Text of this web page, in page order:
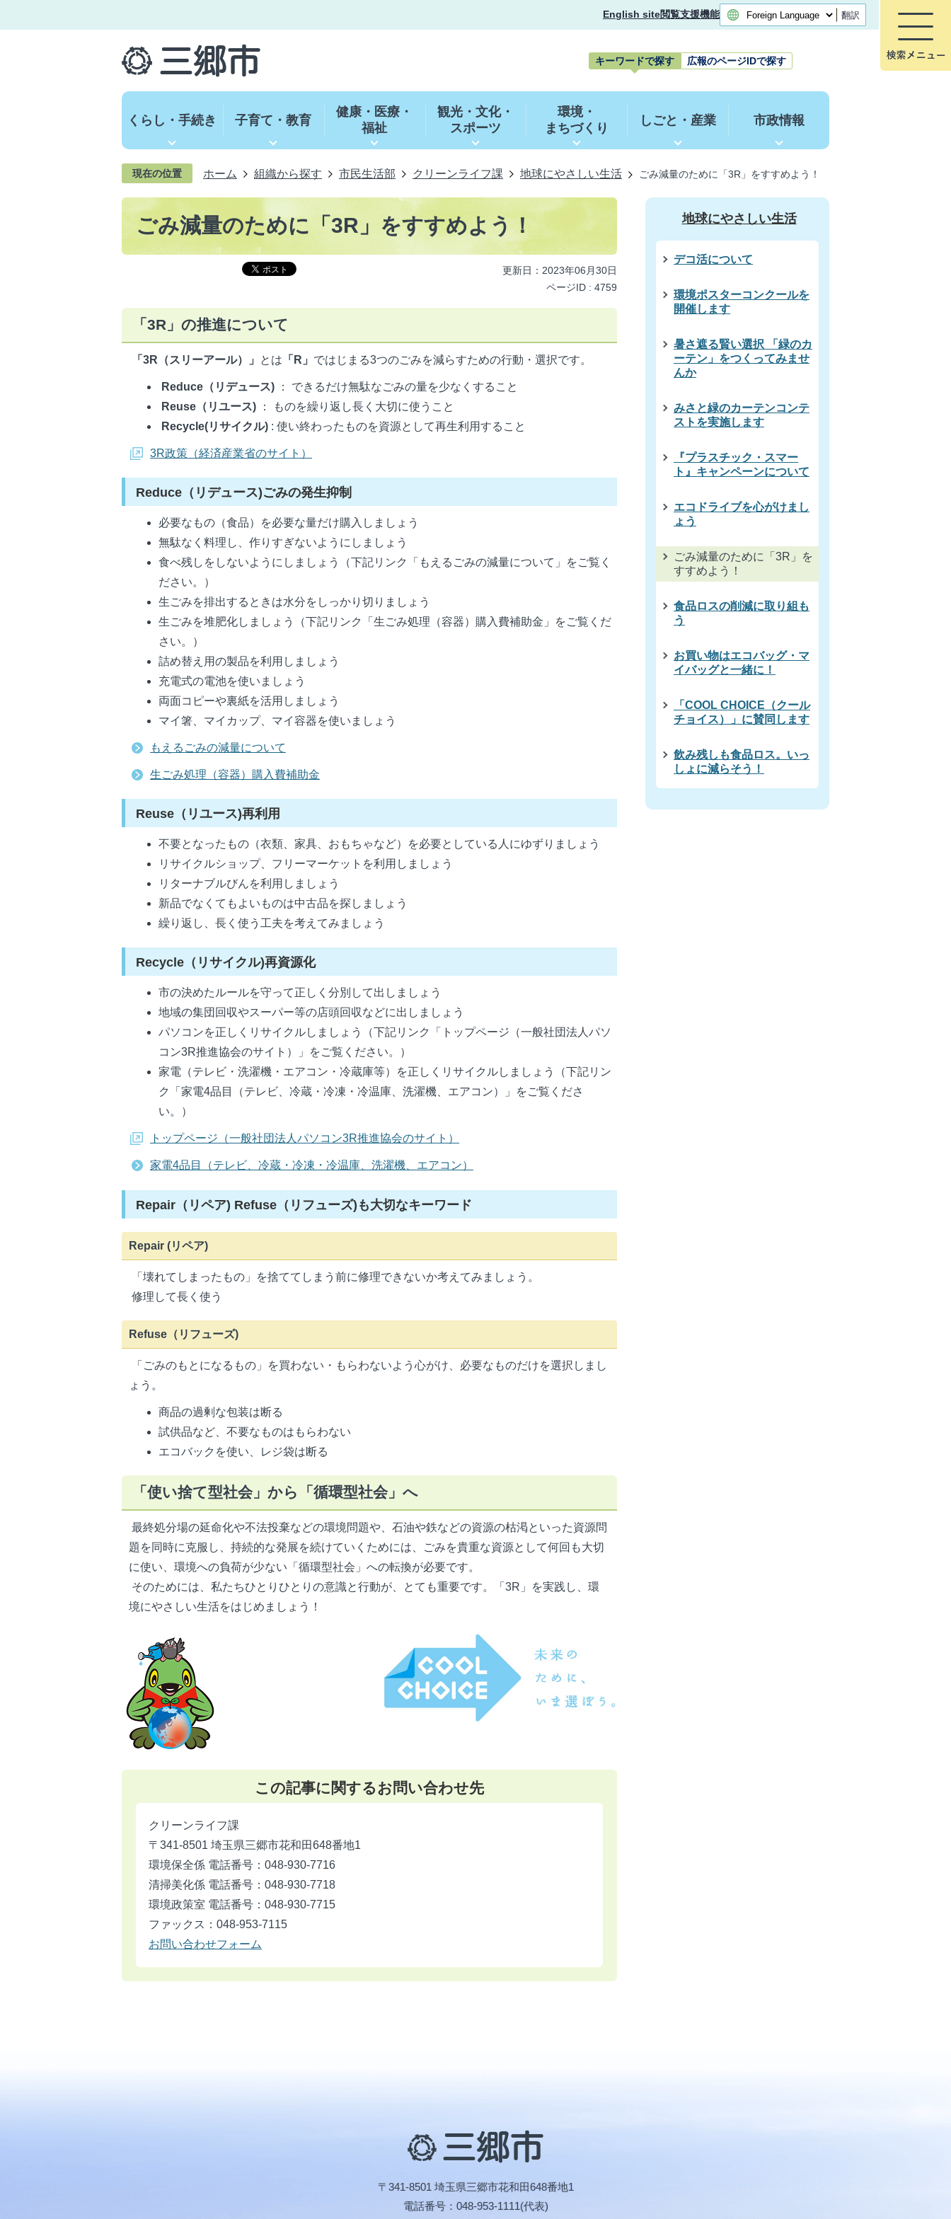
English site閲覧支援機能 翻訳
キーワードで探す 広報のページIDで探す
ワ
ー
索
くらし・手続き 子育て・教育
健康・医療・
福祉
観光・文化・
スポーツ
環境・
まちづくり
しごと・産業 市政情報
現在の位置 ホーム 組織から探す 市民生活部 クリーンライフ課 地球にやさしい生活 ごみ減量のために「3R」をすすめよう！
ごみ減量のために「3R」をすすめよう！
更新日：2023年06月30日
ページID : 4759
「3R」の推進について
「3R（スリーアール）」 とは 「R」 ではじまる3つのごみを減らすための行動・選択です。
Reduce （リデュース)
： できるだけ無駄なごみの量を少なくすること
Reuse （リユース) ： ものを繰り返し長く大切に使うこと
Recycle(リサイクル) : 使い終わったものを資源として再生利用すること
3R政策（経済産業省のサイト）
Reduce（リデュース)ごみの発生抑制
必要なもの（食品）を必要な量だけ購入しましょう
無駄なく料理し、作りすぎないようにしましょう
食べ残しをしないようにしましょう（下記リンク「もえるごみの減量について」をご覧く
ださい。）
生ごみを排出するときは水分をしっかり切りましょう
生ごみを堆肥化しましょう（下記リンク「生ごみ処理（容器）購入費補助金」をご覧くだ
さい。）
詰め替え用の製品を利用しましょう
充電式の電池を使いましょう
両面コピーや裏紙を活用しましょう
マイ箸、マイカップ、マイ容器を使いましょう
もえるごみの減量について
生ごみ処理（容器）購入費補助金
Reuse（リユース)再利用
不要となったもの（衣類、家具、おもちゃなど）を必要としている人にゆずりましょう
リサイクルショップ、フリーマーケットを利用しましょう
リターナブルびんを利用しましょう
新品でなくてもよいものは中古品を探しましょう
繰り返し、長く使う工夫を考えてみましょう
Recycle（リサイクル)再資源化
市の決めたルールを守って正しく分別して出しましょう
地域の集団回収やスーパー等の店頭回収などに出しましょう
パソコンを正しくリサイクルしましょう（下記リンク「トップページ（一般社団法人パソ
コン3R推進協会のサイト）」をご覧ください。）
家電（テレビ・洗濯機・エアコン・冷蔵庫等）を正しくリサイクルしましょう（下記リン
ク「家電4品目（テレビ、冷蔵・冷凍・冷温庫、洗濯機、エアコン）」をご覧くださ
い。）
トップページ（一般社団法人パソコン3R推進協会のサイト）
家電4品目（テレビ、冷蔵・冷凍・冷温庫、洗濯機、エアコン）
Repair（リペア) Refuse（リフューズ)も大切なキーワード
Repair (リペア)
「壊れてしまったもの」を捨ててしまう前に修理できないか考えてみましょう。
修理して長く使う
Refuse（リフューズ)
「ごみのもとになるもの」を買わない・もらわないよう心がけ、必要なものだけを選択しまし
ょう。
商品の過剰な包装は断る
試供品など、不要なものはもらわない
エコバックを使い、レジ袋は断る
「使い捨て型社会」から「循環型社会」へ
最終処分場の延命化や不法投棄などの環境問題や、石油や鉄などの資源の枯渇といった資源問
題を同時に克服し、持続的な発展を続けていくためには、ごみを貴重な資源として何回も大切
に使い、環境への負荷が少ない「循環型社会」への転換が必要です。
そのためには、私たちひとりひとりの意識と行動が、とても重要です。「3R」を実践し、環
境にやさしい生活をはじめましょう！
この記事に関するお問い合わせ先
クリーンライフ課
〒341-8501 埼玉県三郷市花和田648番地1
環境保全係 電話番号：048-930-7716
清掃美化係 電話番号：048-930-7718
環境政策室 電話番号：048-930-7715
ファックス：048-953-7115
お問い合わせフォーム
地球にやさしい生活
デコ活について
環境ポスターコンクールを
開催します
暑さ遮る賢い選択 「緑のカ
ーテン」をつくってみませ
んか
みさと緑のカーテンコンテ
ストを実施します
『プラスチック・スマー
ト』キャンペーンについて
エコドライブを心がけまし
ょう
ごみ減量のために「3R」を
すすめよう！
食品ロスの削減に取り組も
う
お買い物はエコバッグ・マ
イバッグと一緒に！
「COOL CHOICE（クール
チョイス）」に賛同します
飲み残しも食品ロス。いっ
しょに減らそう！
三
郷
〒341-8501 埼玉県三郷市花和田648番地1
電話番号：048-953-1111(代表)